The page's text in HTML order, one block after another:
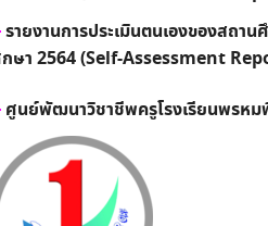
รายงานการประเมินตนเองของสถาน
ษา 2564 (Self-Assessment
ศูนย์พัฒนาวิชาชีพครูโรงเรียนพรหม